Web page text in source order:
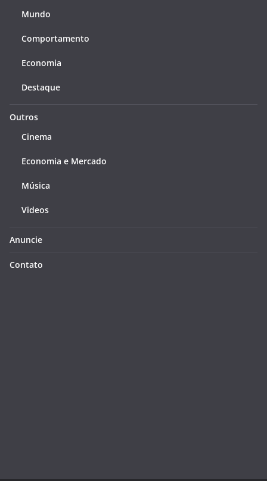
Mundo
Comportamento
Economia
Destaque
Outros
Cinema
Economia e Mercado
Música
Videos
Anuncie
Contato